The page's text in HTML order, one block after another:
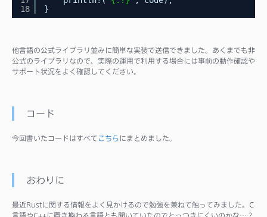
18
}
他言語の公式ライブラリ並みに簡単な実装で送信できました。あくまでも非
公式のライブラリなので、実際の運用で利用する場合には事前の動作確認や
サポート状況をよく確認してください。
コード
今回書いたコードはすべてこちらにまとめました。
おわりに
最近Rustに関する情報をよく見かけるので勉強を兼ねて触ってみました。C